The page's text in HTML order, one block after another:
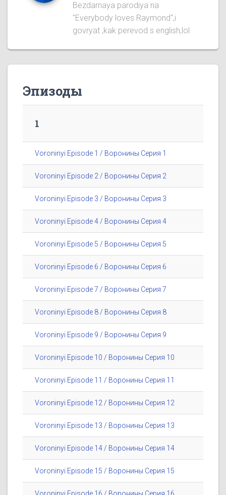
Bezdarnaya parodiya na
''Everybody loves Raymond'',i
govryat ,kak perevod s english,lol
Эпизоды
1
Voroninyi Episode 1 / Воронины Серия 1
Voroninyi Episode 2 / Воронины Серия 2
Voroninyi Episode 3 / Воронины Серия 3
Voroninyi Episode 4 / Воронины Серия 4
Voroninyi Episode 5 / Воронины Серия 5
Voroninyi Episode 6 / Воронины Серия 6
Voroninyi Episode 7 / Воронины Серия 7
Voroninyi Episode 8 / Воронины Серия 8
Voroninyi Episode 9 / Воронины Серия 9
Voroninyi Episode 10 / Воронины Серия 10
Voroninyi Episode 11 / Воронины Серия 11
Voroninyi Episode 12 / Воронины Серия 12
Voroninyi Episode 13 / Воронины Серия 13
Voroninyi Episode 14 / Воронины Серия 14
Voroninyi Episode 15 / Воронины Серия 15